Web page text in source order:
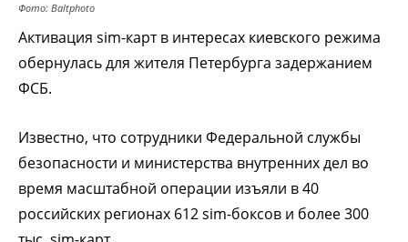
Фото: Baltphoto
Активация sim-карт в интересах киевского режима
обернулась для жителя Петербурга задержанием
ФСБ.
Известно, что сотрудники Федеральной службы
безопасности и министерства внутренних дел во
время масштабной операции изъяли в 40
российских регионах 612 sim-боксов и более 300